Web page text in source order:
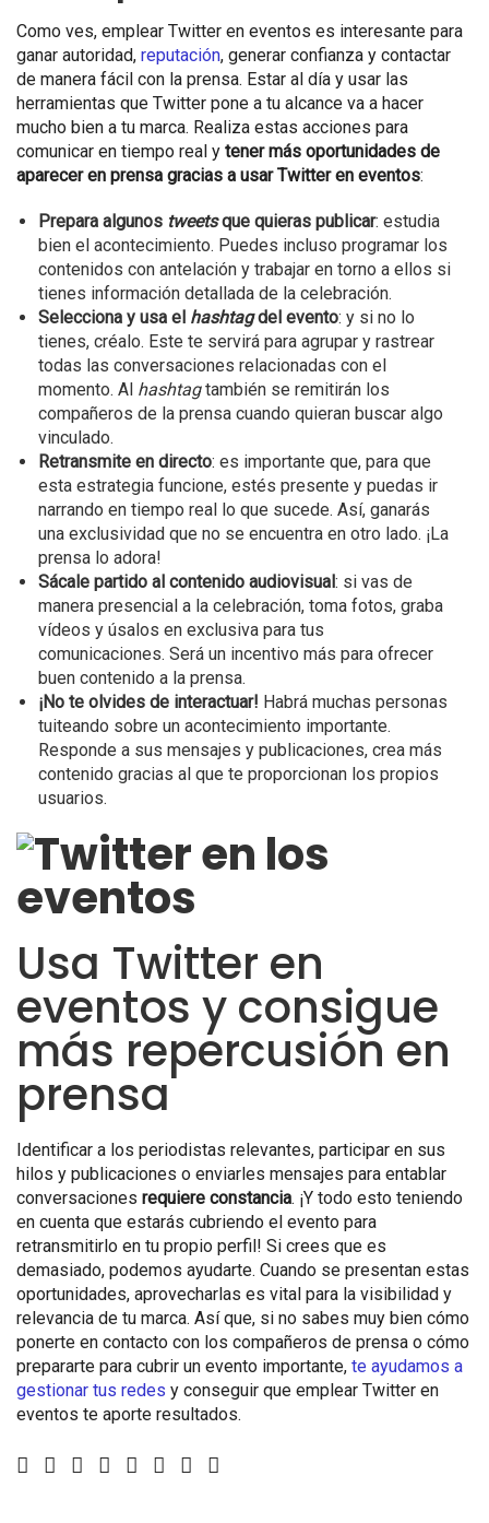
Como ves, emplear Twitter en eventos es interesante para
ganar autoridad, reputación, generar confianza y contactar
de manera fácil con la prensa. Estar al día y usar las
herramientas que Twitter pone a tu alcance va a hacer
mucho bien a tu marca. Realiza estas acciones para
comunicar en tiempo real y tener más oportunidades de
aparecer en prensa gracias a usar Twitter en eventos:
Prepara algunos tweetsque quieras publicar: estudia
bien el acontecimiento. Puedes incluso programar los
contenidos con antelación y trabajar en torno a ellos si
tienes información detallada de la celebración.
Selecciona y usa el hashtagdel evento: y si no lo
tienes, créalo. Este te servirá para agrupar y rastrear
todas las conversaciones relacionadas con el
momento. Al hashtagtambién se remitirán los
compañeros de la prensa cuando quieran buscar algo
vinculado.
Retransmite en directo: es importante que, para que
esta estrategia funcione, estés presente y puedas ir
narrando en tiempo real lo que sucede. Así, ganarás
una exclusividad que no se encuentra en otro lado. ¡La
prensa lo adora!
Sácale partido al contenido audiovisual : si vas de
manera presencial a la celebración, toma fotos, graba
vídeos y úsalos en exclusiva para tus
comunicaciones. Será un incentivo más para ofrecer
buen contenido a la prensa.
¡No te olvides de interactuar! Habrá muchas personas
tuiteando sobre un acontecimiento importante.
Responde a sus mensajes y publicaciones, crea más
contenido gracias al que te proporcionan los propios
usuarios.
Usa Twitter en
eventos y consigue
más repercusión en
prensa
Identificar a los periodistas relevantes, participar en sus
hilos y publicaciones o enviarles mensajes para entablar
conversaciones requiere constancia. ¡Y todo esto teniendo
en cuenta que estarás cubriendo el evento para
retransmitirlo en tu propio perfil! Si crees que es
demasiado, podemos ayudarte. Cuando se presentan estas
oportunidades, aprovecharlas es vital para la visibilidad y
relevancia de tu marca. Así que, si no sabes muy bien cómo
ponerte en contacto con los compañeros de prensa o cómo
prepararte para cubrir un evento importante, te ayudamos a
gestionar tus redes y conseguir que emplear Twitter en
eventos te aporte resultados.